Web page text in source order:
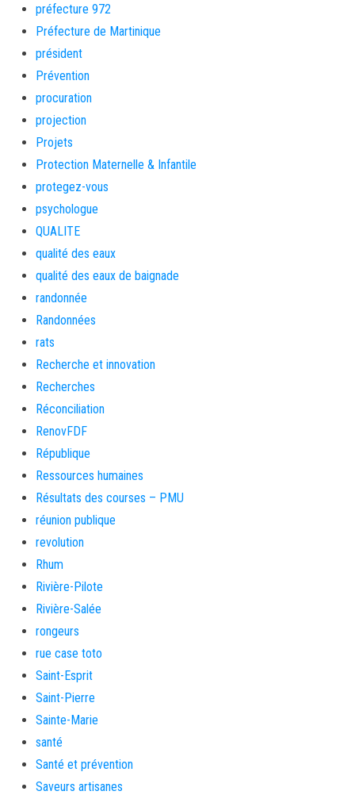
préfecture 972
Préfecture de Martinique
président
Prévention
procuration
projection
Projets
Protection Maternelle & Infantile
protegez-vous
psychologue
QUALITE
qualité des eaux
qualité des eaux de baignade
randonnée
Randonnées
rats
Recherche et innovation
Recherches
Réconciliation
RenovFDF
République
Ressources humaines
Résultats des courses – PMU
réunion publique
revolution
Rhum
Rivière-Pilote
Rivière-Salée
rongeurs
rue case toto
Saint-Esprit
Saint-Pierre
Sainte-Marie
santé
Santé et prévention
Saveurs artisanes